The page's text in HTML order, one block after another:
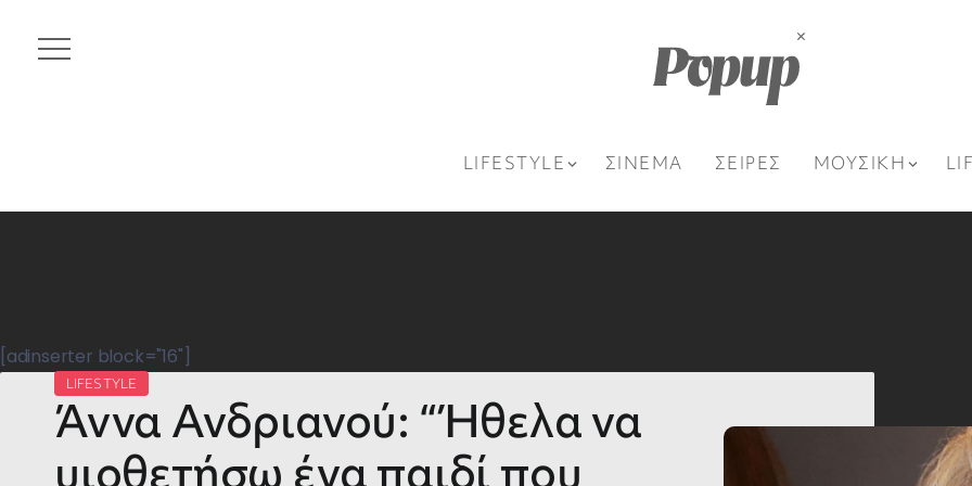
LIFESTYLE ΣΙΝΕΜΑ ΣΕΙΡΕΣ ΜΟΥΣΙΚΗ
[adinserter block="16"]
LIFESTYLE
Άννα Ανδριανού: “Ήθελα να
υιοθετήσω ένα παιδί που